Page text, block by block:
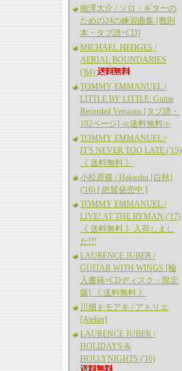
南澤大介 / ソロ・ギターの
ための24の練習曲集 [教則
本・タブ譜+CD]
MICHAEL HEDGES /
AERIAL BOUNDARIES
('84)
TOMMY EMMANUEL /
LITTLE BY LITTLE: Guitar
Recorded Versions [タブ譜・
192ページ] ≪送料無料≫
TOMMY EMMANUEL /
IT'S NEVER TOO LATE ('15)
《 送料無料 》
小松原俊 / Hakushu [白秋]
('16) [ 絶賛発売中 ]
TOMMY EMMANUEL /
LIVE! AT THE RYMAN ('17)
《 送料無料 》入荷しまし
た!!!
LAURENCE JUBER /
GUITAR WITH WINGS [輸
入書籍+CDディスク・限定
版] 《 送料無料 》
川畑トモアキ / アトリエ
[Atelier]
LAURENCE JUBER /
HOLIDAYS &
HOLLYNIGHTS ('16)